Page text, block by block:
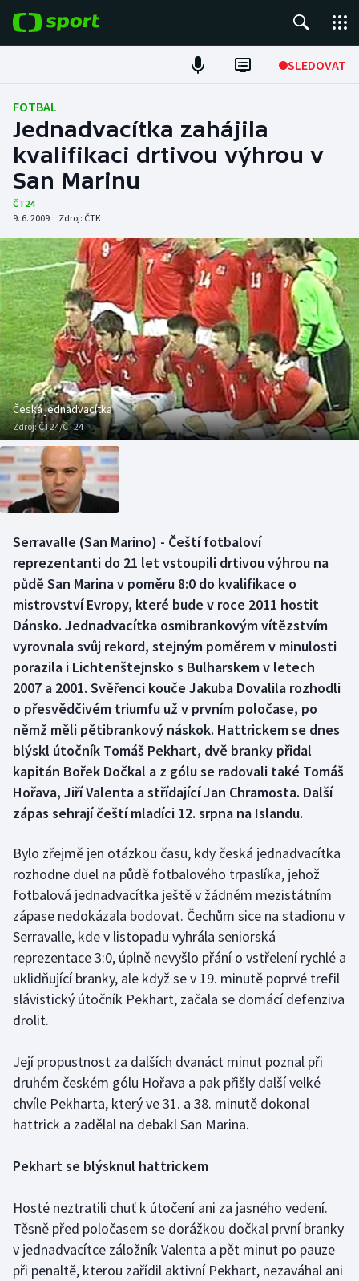
SLEDOVAT
Fotbal
Hokej
Tenis
Atletika
Cyklistika
DALŠÍ SPORTY
Americký fotbal
Baseball a softbal
Basketbal
Biatlon
Boby a skeleton
Curling
Dostihy
Florbal
Golf
Gymnastika
Házená
Judo
Krasobruslení
Lyže a snowboard
Moderní pětiboj
Motorsport
Olympijské hry
Plážový volejbal
Ragby
NEPŘEHLÉDNĚTE
Soutěže
Historické návraty
Aplikace ČT sport
AZ kvíz
FOTBAL
Jednadvacítka zahájila
kvalifikaci drtivou výhrou v
San Marinu
ČT24
9. 6. 2009 | Zdroj: ČTK
Česká jednadvacítka
Zdroj:ČT24/ČT24
Serravalle (San Marino) - Čeští fotbaloví
reprezentanti do 21 let vstoupili drtivou výhrou na
půdě San Marina v poměru 8:0 do kvalifikace o
mistrovství Evropy, které bude v roce 2011 hostit
Dánsko. Jednadvacítka osmibrankovým vítězstvím
vyrovnala svůj rekord, stejným poměrem v minulosti
porazila i Lichtenštejnsko s Bulharskem v letech
2007 a 2001. Svěřenci kouče Jakuba Dovalila rozhodli
o přesvědčivém triumfu už v prvním poločase, po
němž měli pětibrankový náskok. Hattrickem se dnes
blýskl útočník Tomáš Pekhart, dvě branky přidal
kapitán Bořek Dočkal a z gólu se radovali také Tomáš
Hořava, Jiří Valenta a střídající Jan Chramosta. Další
zápas sehrají čeští mladíci 12. srpna na Islandu.
Bylo zřejmě jen otázkou času, kdy česká jednadvacítka
rozhodne duel na půdě fotbalového trpaslíka, jehož
fotbalová jednadvacítka ještě v žádném mezistátním
zápase nedokázala bodovat. Čechům sice na stadionu v
Serravalle, kde v listopadu vyhrála seniorská
reprezentace 3:0, úplně nevyšlo přání o vstřelení rychlé a
uklidňující branky, ale když se v 19. minutě poprvé trefil
slávistický útočník Pekhart, začala se domácí defenziva
drolit.
Její propustnost za dalších dvanáct minut poznal při
druhém českém gólu Hořava a pak přišly další velké
chvíle Pekharta, který ve 31. a 38. minutě dokonal
hattrick a zadělal na debakl San Marina.
Pekhart se blýsknul hattrickem
Hosté neztratili chuť k útočení ani za jasného vedení.
Těsně před poločasem se dorážkou dočkal první branky
v jednadvacítce záložník Valenta a pět minut po pauze
při penaltě, kterou zařídil aktivní Pekhart, nezaváhal ani